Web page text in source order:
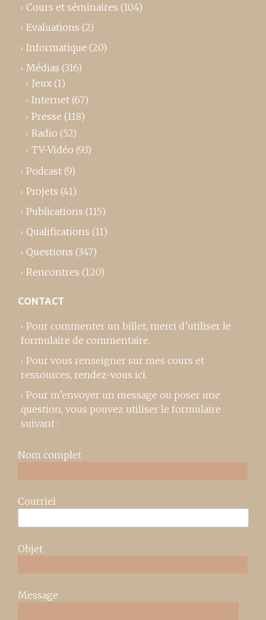
Cours et séminaires (104)
Evaluations (2)
Informatique (20)
Médias (316)
Jeux (1)
Internet (67)
Presse (118)
Radio (52)
TV-Vidéo (93)
Podcast (9)
Projets (41)
Publications (115)
Qualifications (11)
Questions (347)
Rencontres (120)
CONTACT
Pour commenter un billet, merci d’utiliser le
formulaire de commentaire.
Pour vous renseigner sur mes cours et
ressources, rendez-vous ici.
Pour m’envoyer un message ou poser une
question, vous pouvez utiliser le formulaire
suivant :
Nom complet
Courriel
Objet
Message